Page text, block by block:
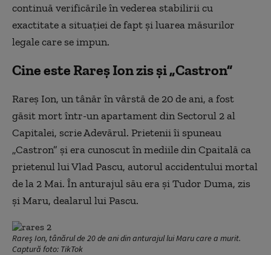
continuă verificările în vederea stabilirii cu
exactitate a situației de fapt și luarea măsurilor
legale care se impun.
Cine este Rareș Ion zis și „Castron”
Rareș Ion, un tânăr în vârstă de 20 de ani, a fost
găsit mort într-un apartament din Sectorul 2 al
Capitalei, scrie Adevărul. Prietenii îi spuneau
„Castron” și era cunoscut în mediile din Cpaitală ca
prietenul lui Vlad Pascu, autorul accidentului mortal
de la 2 Mai. În anturajul său era și Tudor Duma, zis
și Maru, dealarul lui Pascu.
Rareș Ion, tânărul de 20 de ani din anturajul lui Maru care a murit.
Captură foto: TikTok